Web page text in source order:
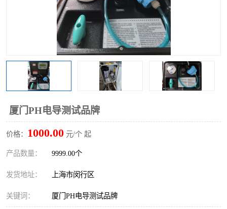
厦门PH电导测试品牌
价格： 1000.00 元/个 起
产品数量： 9999.00个
发货地址： 上海市闵行区
关键词： 厦门PH电导测试品牌